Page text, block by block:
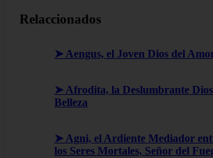
Relaccionados
➤ Aengus, el Joven Dios del
➤ Afrodita, la Deslumbrante
Belleza
➤ Agni, el Ardiente Mediador
los Seres Mortales, Señor del